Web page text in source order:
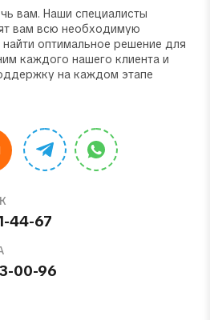
вам. Наши специалисты
вам всю необходимую
оптимальное решение для
каждого нашего клиента и
на каждом этапе
44-67
00-96